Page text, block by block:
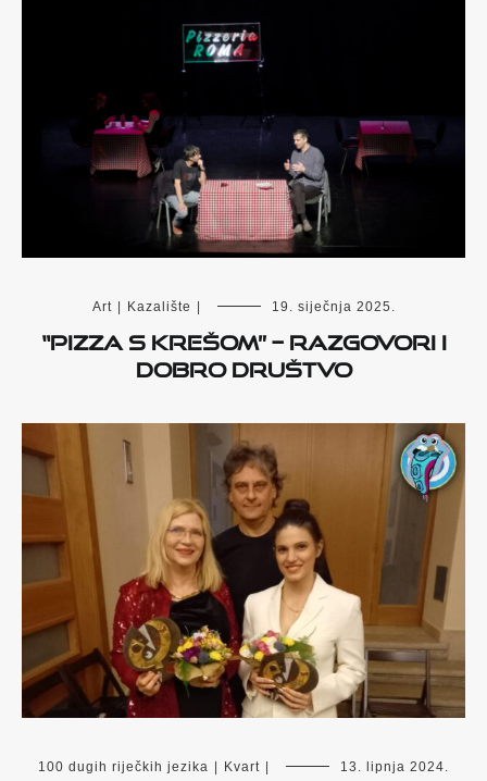
Art | Kazalište | 19. siječnja 2025.
“Pizza s Krešom” – razgovori i
dobro društvo
100 dugih riječkih jezika Kvart 13. lipnja 2024.